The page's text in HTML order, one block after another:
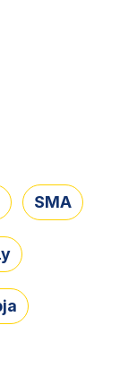
SMA